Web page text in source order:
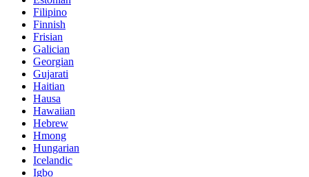
Filipino
Finnish
Frisian
Galician
Georgian
Gujarati
Haitian
Hausa
Hawaiian
Hebrew
Hmong
Hungarian
Icelandic
Igbo